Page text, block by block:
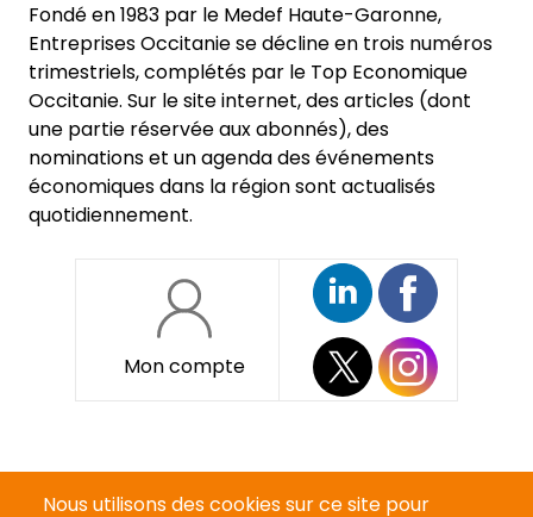
Nous utilisons des cookies sur ce site pour
Fondé en 1983 par le Medef Haute-Garonne,
Entreprises Occitanie se décline en trois numéros
trimestriels, complétés par le Top Economique
Occitanie. Sur le site internet, des articles (dont
une partie réservée aux abonnés), des
nominations et un agenda des événements
économiques dans la région sont actualisés
quotidiennement.
Mon compte
Pied